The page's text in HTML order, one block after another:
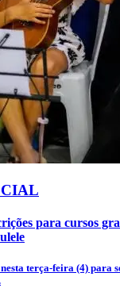
para cursos
terça-feira (4) para